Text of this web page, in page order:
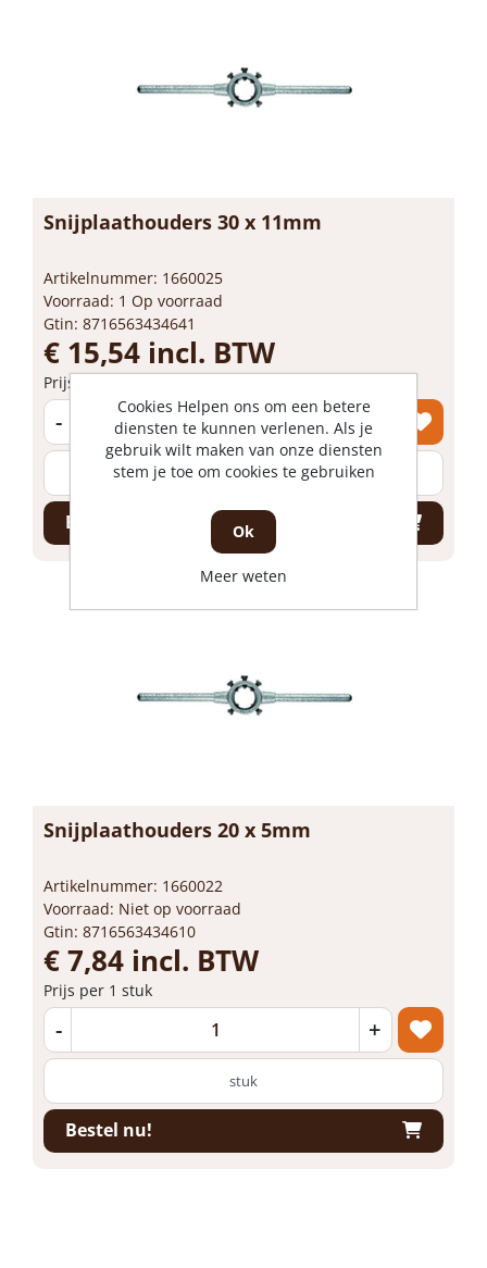
Snijplaathouders 30 x 11mm
Artikelnummer: 1660025
Voorraad: 1 Op voorraad
Gtin: 8716563434641
€ 15,54 incl. BTW
Prijs per 1 stuk
- +
stuk
Bestel nu!
Snijplaathouders 20 x 5mm
Artikelnummer: 1660022
Voorraad: Niet op voorraad
Gtin: 8716563434610
€ 7,84 incl. BTW
Prijs per 1 stuk
- +
stuk
Bestel nu!
Cookies Helpen ons om een betere
diensten te kunnen verlenen. Als je
gebruik wilt maken van onze diensten
stem je toe om cookies te gebruiken
Ok
Meer weten